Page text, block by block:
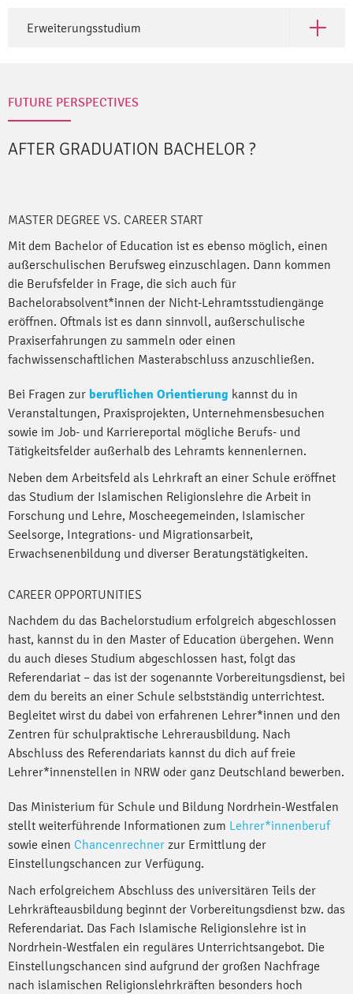
Erweiterungsstudium Open
FUTURE PERSPECTIVES
AFTER GRADUATION BACHELOR ?
MASTER DEGREE VS. CAREER START
Mit dem Bachelor of Education ist es ebenso möglich, einen
außerschulischen Berufsweg einzuschlagen. Dann kommen
die Berufsfelder in Frage, die sich auch für
Bachelorabsolvent*innen der Nicht-Lehramtsstudiengänge
eröffnen. Oftmals ist es dann sinnvoll, außerschulische
Praxiserfahrungen zu sammeln oder einen
fachwissenschaftlichen Masterabschluss anzuschließen.
Bei Fragen zur beruflichen Orientierung kannst du in
Veranstaltungen, Praxisprojekten, Unternehmensbesuchen
sowie im Job- und Karriereportal mögliche Berufs- und
Tätigkeitsfelder außerhalb des Lehramts kennenlernen.
Neben dem Arbeitsfeld als Lehrkraft an einer Schule eröffnet
das Studium der Islamischen Religionslehre die Arbeit in
Forschung und Lehre, Moscheegemeinden, Islamischer
Seelsorge, Integrations- und Migrationsarbeit,
Erwachsenenbildung und diverser Beratungstätigkeiten.
CAREER OPPORTUNITIES
Nachdem du das Bachelorstudium erfolgreich abgeschlossen
hast, kannst du in den Master of Education übergehen. Wenn
du auch dieses Studium abgeschlossen hast, folgt das
Referendariat – das ist der sogenannte Vorbereitungsdienst, bei
dem du bereits an einer Schule selbstständig unterrichtest.
Begleitet wirst du dabei von erfahrenen Lehrer*innen und den
Zentren für schulpraktische Lehrerausbildung. Nach
Abschluss des Referendariats kannst du dich auf freie
Lehrer*innenstellen in NRW oder ganz Deutschland bewerben.
Das Ministerium für Schule und Bildung Nordrhein-Westfalen
stellt weiterführende Informationen zum Lehrer*innenberuf
sowie einen Chancenrechner zur Ermittlung der
Einstellungschancen zur Verfügung.
Nach erfolgreichem Abschluss des universitären Teils der
Lehrkräfteausbildung beginnt der Vorbereitungsdienst bzw. das
Referendariat. Das Fach Islamische Religionslehre ist in
Nordrhein-Westfalen ein reguläres Unterrichtsangebot. Die
Einstellungschancen sind aufgrund der großen Nachfrage
nach islamischen Religionslehrkräften besonders hoch